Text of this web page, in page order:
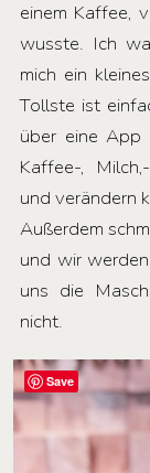
einem Kaffee,
wusste. Ich
mich ein
Tollste ist
über eine App
Kaffee-,
und verändern
Außerdem
und wir
uns die
nicht.
Save